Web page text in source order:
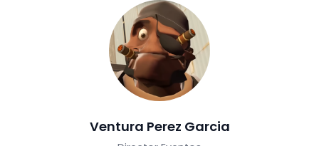
Iker Hervas Riudavets
Asistente de Operaciones
iker.hervas@vatsimspain.es
Asistente de
Eventos